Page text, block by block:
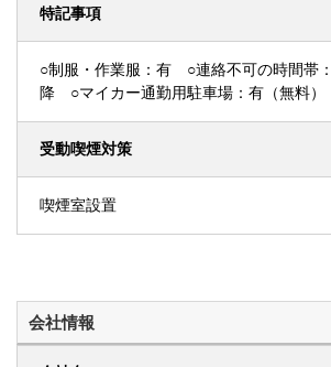
特記事項
○制服・作業服：有 ○連絡不可の時間帯
降 ○マイカー通勤用駐車場：有（無
受動喫煙対策
喫煙室設置
会社情報